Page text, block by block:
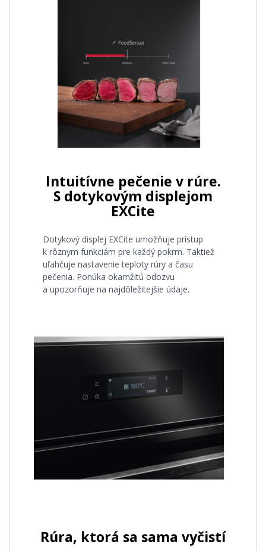
Intuitívne pečenie v rúre.
S dotykovým displejom
EXCite
Dotykový displej EXCite umožňuje prístup
k rôznym funkciám pre každý pokrm. Taktiež
uľahčuje nastavenie teploty rúry a času
pečenia. Ponúka okamžitú odozvu
a upozorňuje na najdôležitejšie údaje.
Rúra, ktorá sa sama vyčistí